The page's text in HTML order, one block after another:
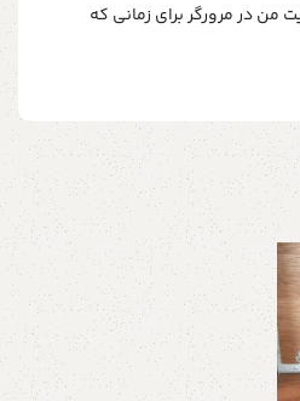
من در مرورگر برای زمانی که